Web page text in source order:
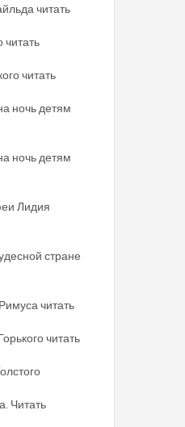
читать
читать
читать
ночь детям
ночь детям
Лидия
стране
читать
читать
Читать